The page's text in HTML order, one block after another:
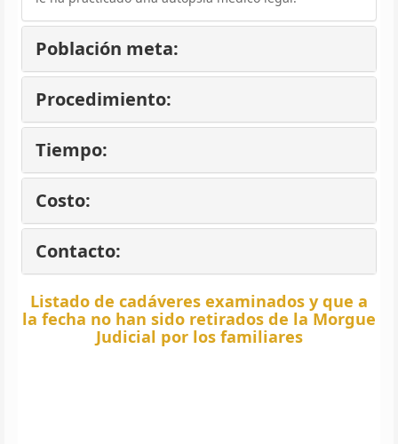
Población meta:
Procedimiento:
Tiempo:
Costo:
Contacto:
Listado de cadáveres examinados y que a
la fecha no han sido retirados de la Morgue
Judicial por los familiares